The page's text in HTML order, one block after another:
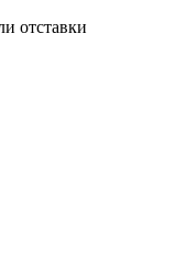
отставки